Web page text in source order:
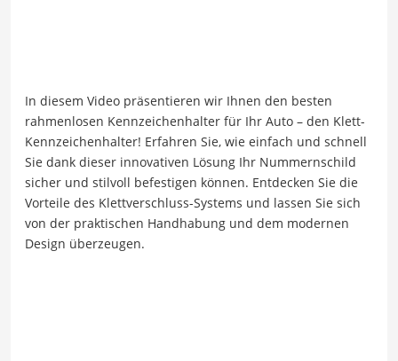
In diesem Video präsentieren wir Ihnen den besten
rahmenlosen Kennzeichenhalter für Ihr Auto – den Klett-
Kennzeichenhalter! Erfahren Sie, wie einfach und schnell
Sie dank dieser innovativen Lösung Ihr Nummernschild
sicher und stilvoll befestigen können. Entdecken Sie die
Vorteile des Klettverschluss-Systems und lassen Sie sich
von der praktischen Handhabung und dem modernen
Design überzeugen.